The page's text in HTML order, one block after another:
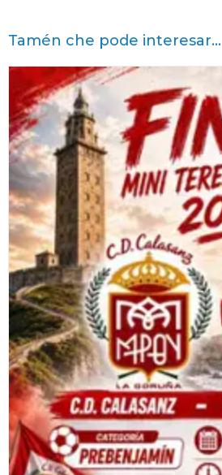
Tamén che pode interesar...